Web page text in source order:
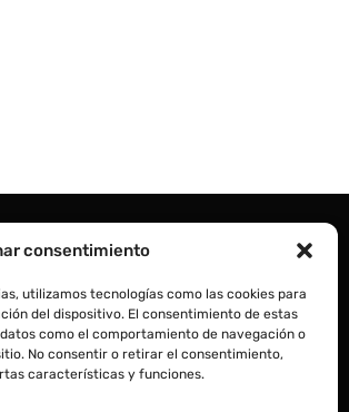
consentimiento
utilizamos tecnologías como las cookies para
del dispositivo. El consentimiento de estas
como el comportamiento de navegación o
No consentir o retirar el consentimiento,
características y funciones.